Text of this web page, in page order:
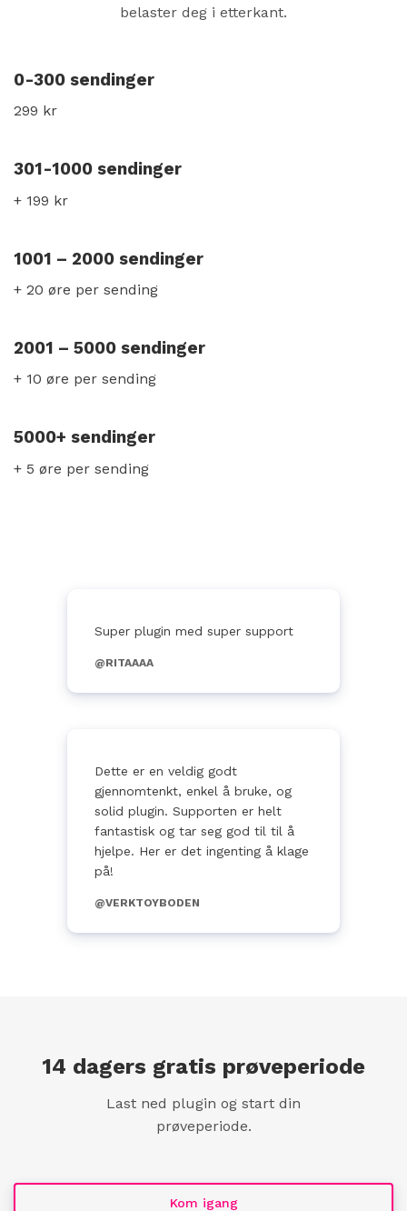
belaster deg i etterkant.
0-300 sendinger
299 kr
301-1000 sendinger
+ 199 kr
1001 – 2000 sendinger
+ 20 øre per sending
2001 – 5000 sendinger
+ 10 øre per sending
5000+ sendinger
+ 5 øre per sending
Super plugin med super support
@RITAAAA
Dette er en veldig godt
gjennomtenkt, enkel å bruke, og
solid plugin. Supporten er helt
fantastisk og tar seg god til til å
hjelpe. Her er det ingenting å klage
på!
@VERKTOYBODEN
14 dagers gratis prøveperiode
Last ned plugin og start din
prøveperiode.
Kom igang